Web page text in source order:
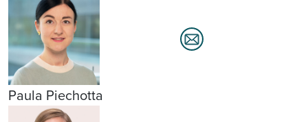
Paula Piechotta